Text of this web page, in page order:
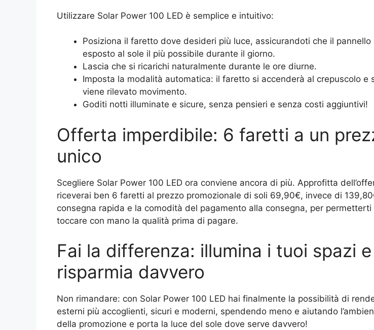
Utilizzare Solar Power 100 LED è semplice e intuitivo:
Posiziona il faretto dove desideri più luce, assicurandoti che il pannello
esposto al sole il più possibile durante il giorno.
Lascia che si ricarichi naturalmente durante le ore diurne.
Imposta la modalità automatica: il faretto si accenderà al crepuscolo e
viene rilevato movimento.
Goditi notti illuminate e sicure, senza pensieri e senza costi aggiuntivi!
Offerta imperdibile: 6 faretti a un
unico
Scegliere Solar Power 100 LED ora conviene ancora di più. Approfitta
riceverai ben 6 faretti al prezzo promozionale di soli 69,90€, invece di
consegna rapida e la comodità del pagamento alla consegna, per
toccare con mano la qualità prima di pagare.
Fai la differenza: illumina i tuoi spazi e
risparmia davvero
Non rimandare: con Solar Power 100 LED hai finalmente la possibilità di
esterni più accoglienti, sicuri e moderni, spendendo meno e aiutando
della promozione e porta la luce del sole dove serve davvero!